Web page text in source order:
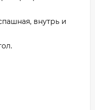
внутрь и